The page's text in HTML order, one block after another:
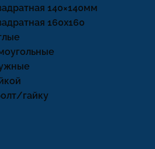
140×140мм
160х160
гайку